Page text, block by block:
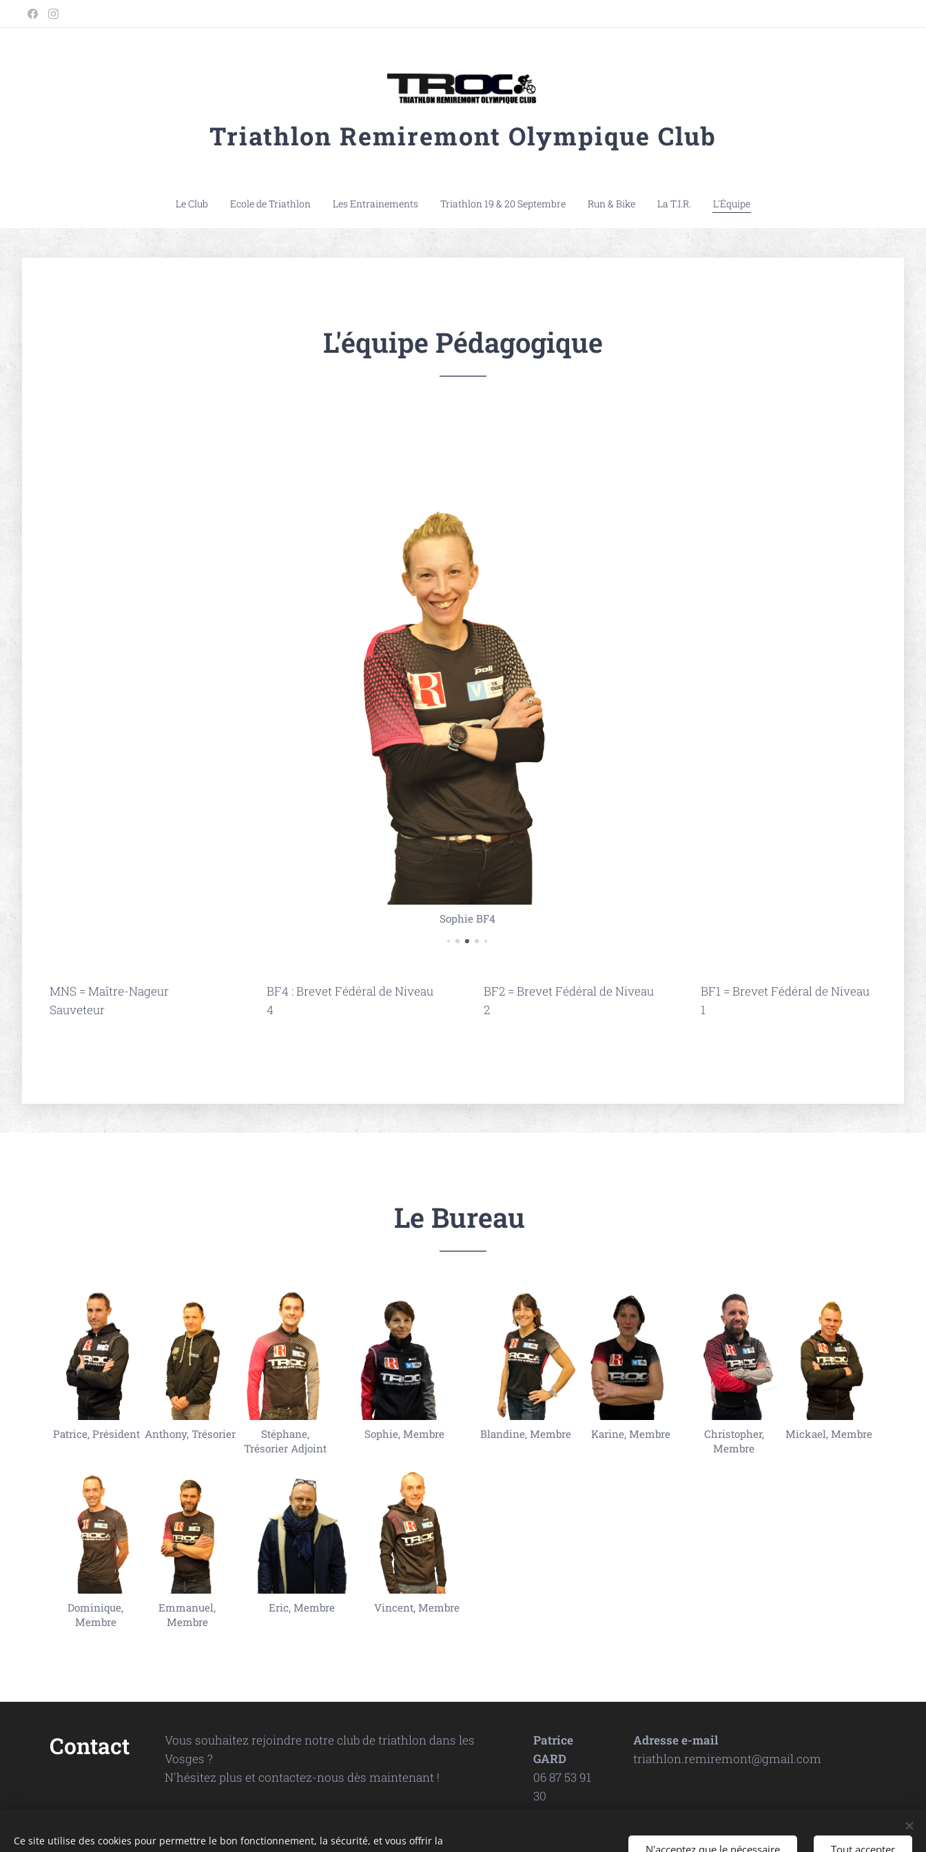
Triathlon Remiremont Olympique Club
Le Club Ecole de Triathlon Les Entrainements Triathlon 19 & 20 Septembre Run & Bike La T.I.R. L'Équipe
L'équipe Pédagogique
Sophie BF4
MNS = Maître-Nageur
Sauveteur
BF4 : Brevet Fédéral de Niveau
4
BF2 = Brevet Fédéral de Niveau
2
BF1 = Brevet Fédéral de Niveau
1
Le Bureau
Patrice, Président Anthony, Trésorier
Stéphane,
Trésorier Adjoint
Sophie, Membre Blandine, Membre Karine, Membre
Christopher,
Membre
Mickael, Membre
Dominique,
Membre
Emmanuel,
Membre
Eric, Membre Vincent, Membre
Contact
Vous souhaitez rejoindre notre club de triathlon dans les
Vosges ?
N'hésitez plus et contactez-nous dès maintenant !
Patrice
GARD
06 87 53 91
30
Adresse e-mail
triathlon.remiremont@gmail.com
Ce site utilise des cookies pour permettre le bon fonctionnement, la sécurité, et vous offrir la
N'acceptez que le nécessaire Tout accepter